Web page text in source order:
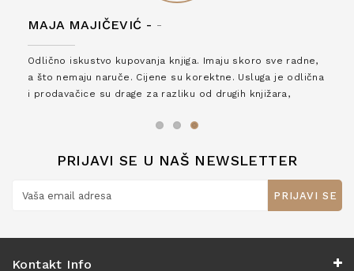
MAJA MAJIČEVIĆ - -
Odlično iskustvo kupovanja knjiga. Imaju skoro sve radne,
a što nemaju naruče. Cijene su korektne. Usluga je odlična
i prodavačice su drage za razliku od drugih knjižara,
PRIJAVI SE U NAŠ NEWSLETTER
PRIJAVI SE
Kontakt Info